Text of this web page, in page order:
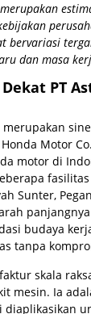
bervariasi
dan masa
PT
Motor
motor di
Sunter,
budaya
tanpa
skala
mesin. Ia
diaplikasikan